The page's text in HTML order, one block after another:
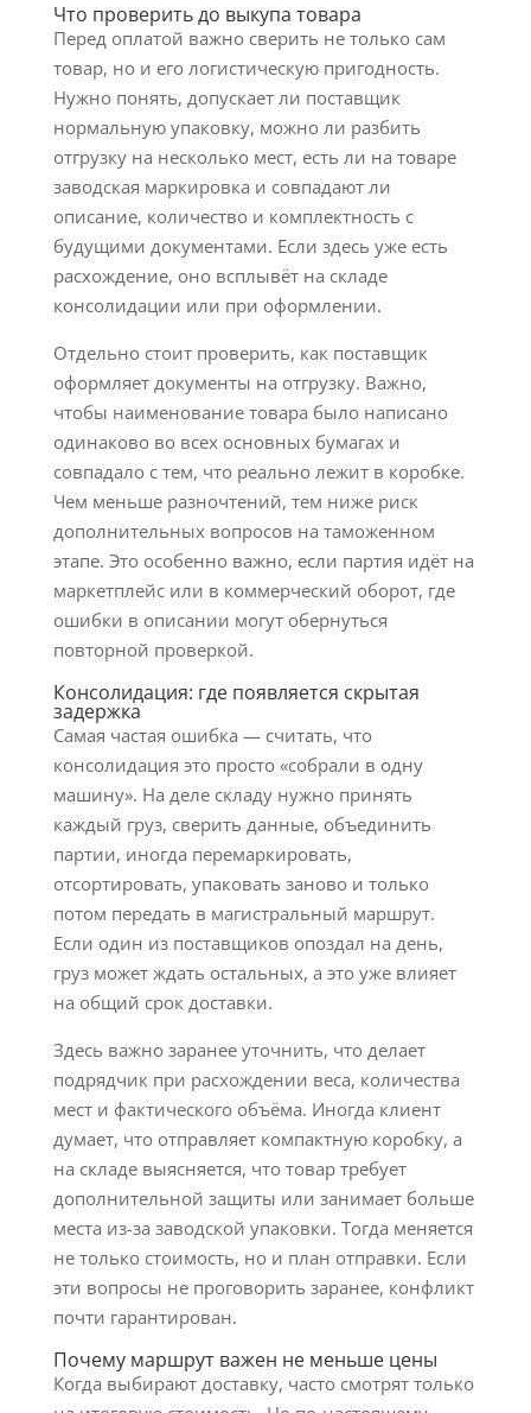
Что проверить до выкупа товара
Перед оплатой важно сверить не только сам
товар, но и его логистическую пригодность.
Нужно понять, допускает ли поставщик
нормальную упаковку, можно ли разбить
отгрузку на несколько мест, есть ли на товаре
заводская маркировка и совпадают ли
описание, количество и комплектность с
будущими документами. Если здесь уже есть
расхождение, оно всплывёт на складе
консолидации или при оформлении.
Отдельно стоит проверить, как поставщик
оформляет документы на отгрузку. Важно,
чтобы наименование товара было написано
одинаково во всех основных бумагах и
совпадало с тем, что реально лежит в коробке.
Чем меньше разночтений, тем ниже риск
дополнительных вопросов на таможенном
этапе. Это особенно важно, если партия идёт на
маркетплейс или в коммерческий оборот, где
ошибки в описании могут обернуться
повторной проверкой.
Консолидация: где появляется скрытая
задержка
Самая частая ошибка — считать, что
консолидация это просто «собрали в одну
машину». На деле складу нужно принять
каждый груз, сверить данные, объединить
партии, иногда перемаркировать,
отсортировать, упаковать заново и только
потом передать в магистральный маршрут.
Если один из поставщиков опоздал на день,
груз может ждать остальных, а это уже влияет
на общий срок доставки.
Здесь важно заранее уточнить, что делает
подрядчик при расхождении веса, количества
мест и фактического объёма. Иногда клиент
думает, что отправляет компактную коробку, а
на складе выясняется, что товар требует
дополнительной защиты или занимает больше
места из-за заводской упаковки. Тогда меняется
не только стоимость, но и план отправки. Если
эти вопросы не проговорить заранее, конфликт
почти гарантирован.
Почему маршрут важен не меньше цены
Когда выбирают доставку, часто смотрят только